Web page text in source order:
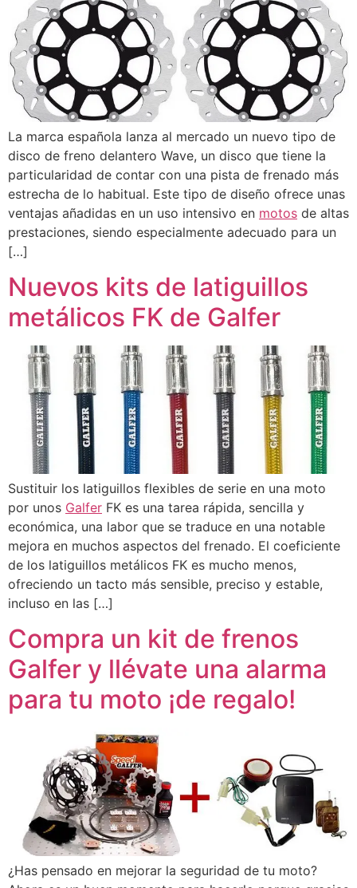
La marca española lanza al mercado un nuevo tipo de
disco de freno delantero Wave, un disco que tiene la
particularidad de contar con una pista de frenado más
estrecha de lo habitual. Este tipo de diseño ofrece unas
ventajas añadidas en un uso intensivo en motos de altas
prestaciones, siendo especialmente adecuado para un
[…]
Nuevos kits de latiguillos
metálicos FK de Galfer
Sustituir los latiguillos flexibles de serie en una moto
por unos Galfer FK es una tarea rápida, sencilla y
económica, una labor que se traduce en una notable
mejora en muchos aspectos del frenado. El coeficiente
de los latiguillos metálicos FK es mucho menos,
ofreciendo un tacto más sensible, preciso y estable,
incluso en las […]
Compra un kit de frenos
Galfer y llévate una alarma
para tu moto ¡de regalo!
¿Has pensado en mejorar la seguridad de tu moto?